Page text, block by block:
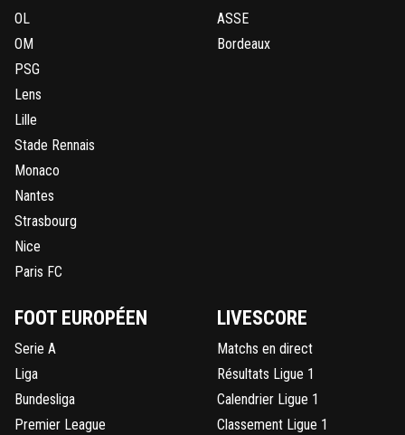
OL
OM
PSG
Lens
Lille
Stade Rennais
Monaco
Nantes
Strasbourg
Nice
Paris FC
ASSE
Bordeaux
FOOT EUROPÉEN
Serie A
Liga
Bundesliga
Premier League
LIVESCORE
Matchs en direct
Résultats Ligue 1
Calendrier Ligue 1
Classement Ligue 1